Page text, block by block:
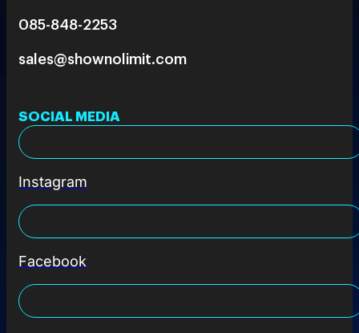
085-848-2253
sales@shownolimit.com
SOCIAL MEDIA
Instagram
Facebook